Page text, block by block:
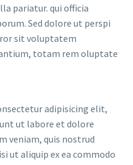
pariatur. qui officia
Sed dolore ut perspi
sit voluptatem
totam rem oluptate
adipisicing elit,
ut labore et dolore
veniam, quis nostrud
ut aliquip ex ea commodo